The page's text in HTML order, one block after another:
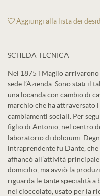
Aggiungi alla lista dei
SCHEDA TECNICA
Nel 1875 i Maglio arrivarono
sede l’Azienda. Sono stati il
una locanda con cambio di
marchio che ha attraversato
cambiamenti sociali. Per
figlio di Antonio, nel centro
laboratorio di dolciumi.
intraprendente fu Dante,
affiancò all’attività
domicilio, ma avviò la
riguarda le tante specialità a
nel cioccolato, usato per la